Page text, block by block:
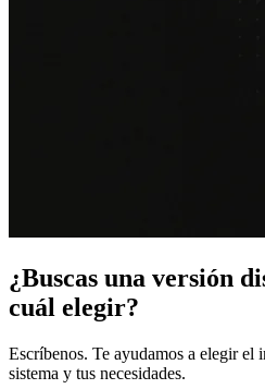
¿Buscas una versión
cuál elegir?
Escríbenos. Te ayudamos a elegir el
sistema y tus necesidades.